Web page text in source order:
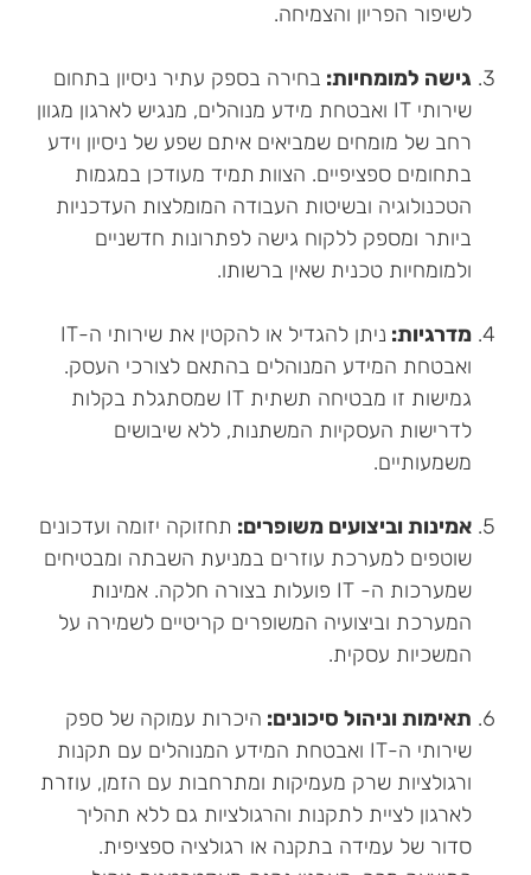
לשיפור הפריון והצמיחה.
גישה למומחיות: בחירה בספק עתיר ניסיון בתחום
שירותי IT ואבטחת מידע מנוהלים, מנגיש לארגון מגוון
רחב של מומחים שמביאים איתם שפע של ניסיון וידע
בתחומים ספציפיים. הצוות תמיד מעודכן במגמות
הטכנולוגיה ובשיטות העבודה המומלצות העדכניות
ביותר ומספק ללקוח גישה לפתרונות חדשניים
ולמומחיות טכנית שאין ברשותו.
מדרגיות:
ניתן להגדיל או להקטין את שירותי ה-IT
ואבטחת המידע המנוהלים בהתאם לצורכי העסק.
גמישות זו מבטיחה תשתית IT שמסתגלת בקלות
לדרישות העסקיות המשתנות, ללא שיבושים
משמעותיים.
אמינות וביצועים משופרים: תחזוקה יזומה ועדכונים
שוטפים למערכת עוזרים במניעת השבתה ומבטיחים
שמערכות ה- IT פועלות בצורה חלקה. אמינות
המערכת וביצועיה המשופרים קריטיים לשמירה על
המשכיות עסקית.
תאימות וניהול סיכונים: היכרות עמוקה של ספק
שירותי ה-IT ואבטחת המידע המנוהלים עם תקנות
ורגולציות שרק מעמיקות ומתרחבות עם הזמן, עוזרת
לארגון לציית לתקנות והרגולציות גם ללא תהליך
סדור של עמידה בתקנה או רגולציה ספציפית.